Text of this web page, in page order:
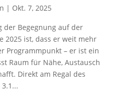
| Okt. 7, 2025
der Begegnung auf der
2025 ist, dass er weit mehr
Programmpunkt – er ist ein
Raum für Nähe, Austausch
Direkt am Regal des